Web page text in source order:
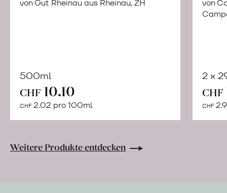
von Gut Rheinau aus Rheinau, ZH
500ml
CHF 10.10
CHF 2.02 pro 100ml
Warenkorb
von
2 x
CHF
CHF
Weitere Produkte entdecken